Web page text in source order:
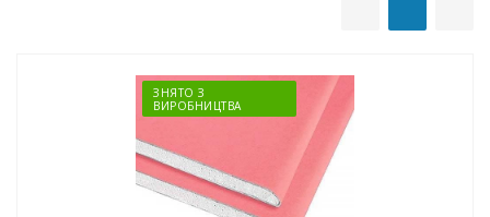
ЗНЯТО З
ВИРОБНИЦТВА